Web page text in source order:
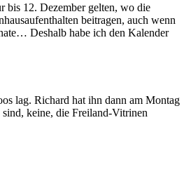
bis 12. Dezember gelten, wo die
beitragen, auch wenn
Deshalb habe ich den Kalender
lag. Richard hat ihn dann am Montag
keine, die Freiland-Vitrinen